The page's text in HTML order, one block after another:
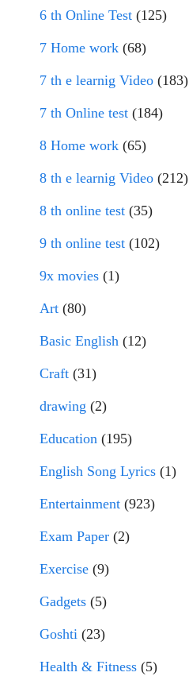
6 th Online Test (125)
7 Home work (68)
7 th e learnig Video (183)
7 th Online test (184)
8 Home work (65)
8 th e learnig Video (212)
8 th online test (35)
9 th online test (102)
9x movies (1)
Art (80)
Basic English (12)
Craft (31)
drawing (2)
Education (195)
English Song Lyrics (1)
Entertainment (923)
Exam Paper (2)
Exercise (9)
Gadgets (5)
Goshti (23)
Health & Fitness (5)